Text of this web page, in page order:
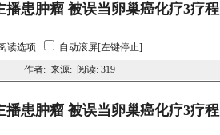
播患肿瘤 被误当卵巢癌化疗3疗程
读选项:
自动滚屏[左键停止]
作者: 来源: 阅读: 319
播患肿瘤 被误当卵巢癌化疗3疗程